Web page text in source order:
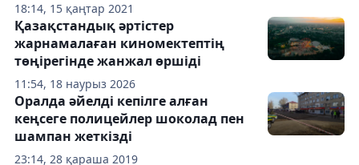
18:14, 15 қаңтар 2021
11:54, 18 наурыз 2026
Қазақстандық әртістер
жарнамалаған киномектептің
төңірегінде жанжал өршіді
23:14, 28 қараша 2019
Оралда әйелді кепілге алған
кеңсеге полицейлер шоколад пен
шампан жеткізді